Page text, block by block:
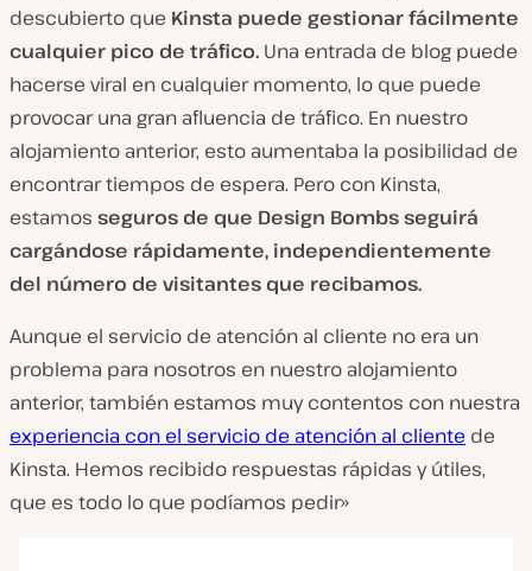
descubierto que Kinsta puede gestionar fácilmente
cualquier pico de tráfico. Una entrada de blog puede
hacerse viral en cualquier momento, lo que puede
provocar una gran afluencia de tráfico. En nuestro
alojamiento anterior, esto aumentaba la posibilidad de
encontrar tiempos de espera. Pero con Kinsta,
estamos seguros de que Design Bombs seguirá
cargándose rápidamente, independientemente
del número de visitantes que recibamos.
Aunque el servicio de atención al cliente no era un
problema para nosotros en nuestro alojamiento
anterior, también estamos muy contentos con nuestra
experiencia con el servicio de atención al cliente de
Kinsta. Hemos recibido respuestas rápidas y útiles,
que es todo lo que podíamos pedir»